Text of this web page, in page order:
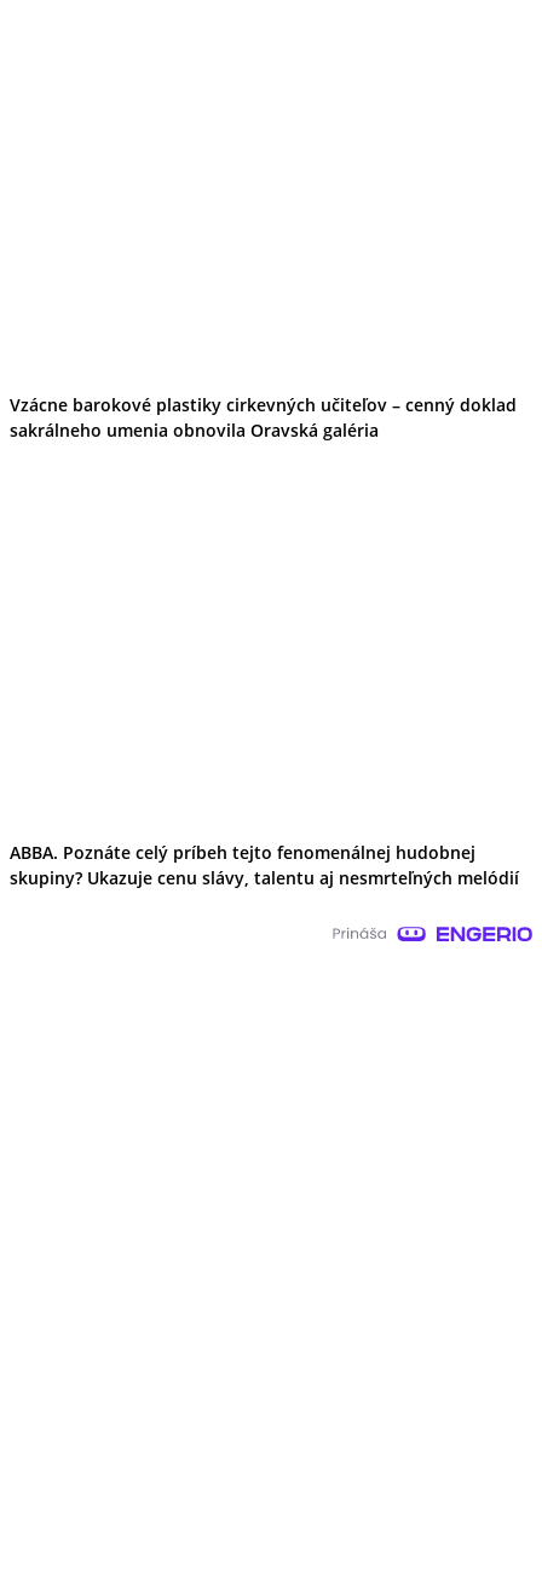
Vzácne barokové plastiky cirkevných učiteľov – cenný doklad
sakrálneho umenia obnovila Oravská galéria
ABBA. Poznáte celý príbeh tejto fenomenálnej hudobnej
skupiny? Ukazuje cenu slávy, talentu aj nesmrteľných melódií